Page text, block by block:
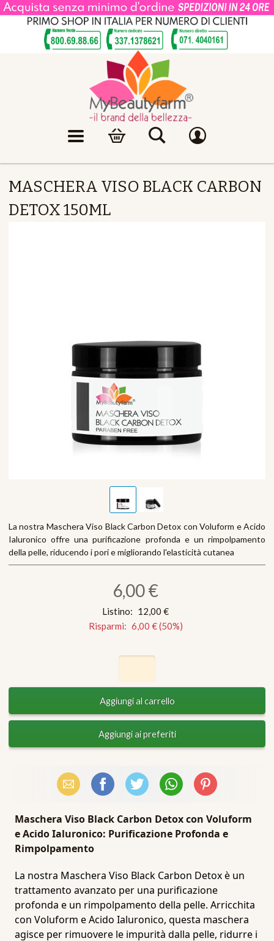
MASCHERA VISO BLACK CARBON
DETOX 150ML
La nostra Maschera Viso Black Carbon Detox con Voluform e Acido
Ialuronico offre una purificazione profonda e un rimpolpamento
della pelle, riducendo i pori e migliorando l'elasticità cutanea
6,00 €
Listino: 12,00 €
Risparmi: 6,00 €(50%)
Email FacebookX (Twitter)WhatsAppPinterest
Maschera Viso Black Carbon Detox con Voluform
e Acido Ialuronico: Purificazione Profonda e
Rimpolpamento
La nostra Maschera Viso Black Carbon Detox è un
trattamento avanzato per una purificazione
profonda e un rimpolpamento della pelle. Arricchita
con Voluform e Acido Ialuronico, questa maschera
agisce per rimuovere le impurità dalla pelle, ridurre i